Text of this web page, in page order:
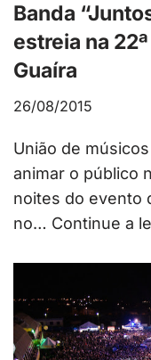
Banda
estreia na
Guaíra
26/08/2015
União de
animar o público
noites do evento
no… Continue a